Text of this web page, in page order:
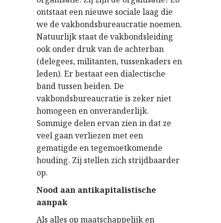
ontstaat een nieuwe sociale laag die
we de vakbondsbureaucratie noemen.
Natuurlijk staat de vakbondsleiding
ook onder druk van de achterban
(delegees, militanten, tussenkaders en
leden). Er bestaat een dialectische
band tussen beiden. De
vakbondsbureaucratie is zeker niet
homogeen en onveranderlijk.
Sommige delen ervan zien in dat ze
veel gaan verliezen met een
gematigde en tegemoetkomende
houding. Zij stellen zich strijdbaarder
op.
Nood aan antikapitalistische
aanpak
Als alles op maatschappelijk en